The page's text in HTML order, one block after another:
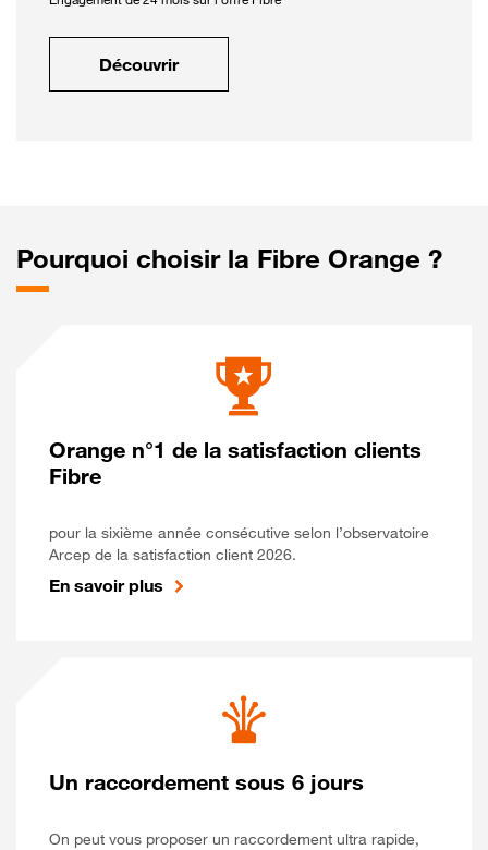
Découvrir
Pourquoi choisir la Fibre Orange ?
Orange n°1 de la satisfaction clients
Fibre
pour la sixième année consécutive selon l’observatoire
Arcep de la satisfaction client 2026.
En savoir plus
Un raccordement sous 6 jours
On peut vous proposer un raccordement ultra rapide,